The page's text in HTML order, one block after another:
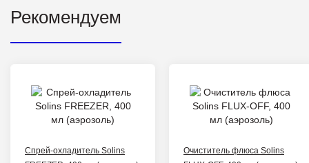
Рекомендуем
Спрей-охладитель Solins
Очиститель флюса Solins